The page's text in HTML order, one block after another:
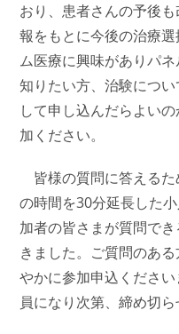
おり、患者さんの予後
報をもとに今後の治療
ム医療に興味がありパ
知りたい方、治験につ
して申し込んだらよい
加ください。
皆様の質問に答えるた
の時間を30分延長した
加者の皆さまが質問で
きました。ご質問のあ
やかに参加申込くださ
員になり次第、締め切ら